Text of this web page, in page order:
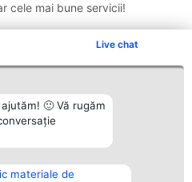
Live chat
🙂 Vă rugăm
materiale de
cele mai bune servicii!
Contact